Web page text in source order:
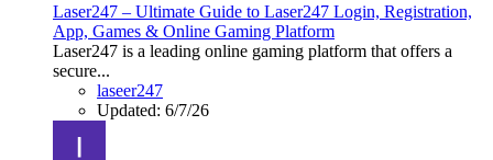
Laser247 – Ultimate Guide to Laser247 Login, Registration,
App, Games & Online Gaming Platform
Laser247 is a leading online gaming platform that offers a
secure...
laseer247
Updated: 6/7/26